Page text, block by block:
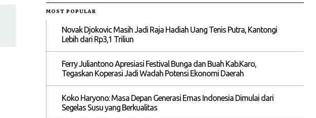
MOST POPULAR
Novak Djokovic Masih Jadi Raja Hadiah Uang Tenis Putra, Kantongi
Lebih dari Rp3,1 Triliun
Ferry Juliantono Apresiasi Festival Bunga dan Buah Kab.Karo,
Tegaskan Koperasi Jadi Wadah Potensi Ekonomi Daerah
Koko Haryono: Masa Depan Generasi Emas Indonesia Dimulai dari
Segelas Susu yang Berkualitas